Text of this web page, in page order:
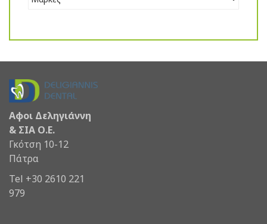
Αφοι Δεληγιάννη
& ΣΙΑ Ο.Ε.
Γκότση 10-12
Πάτρα
Tel +30 2610 221
979